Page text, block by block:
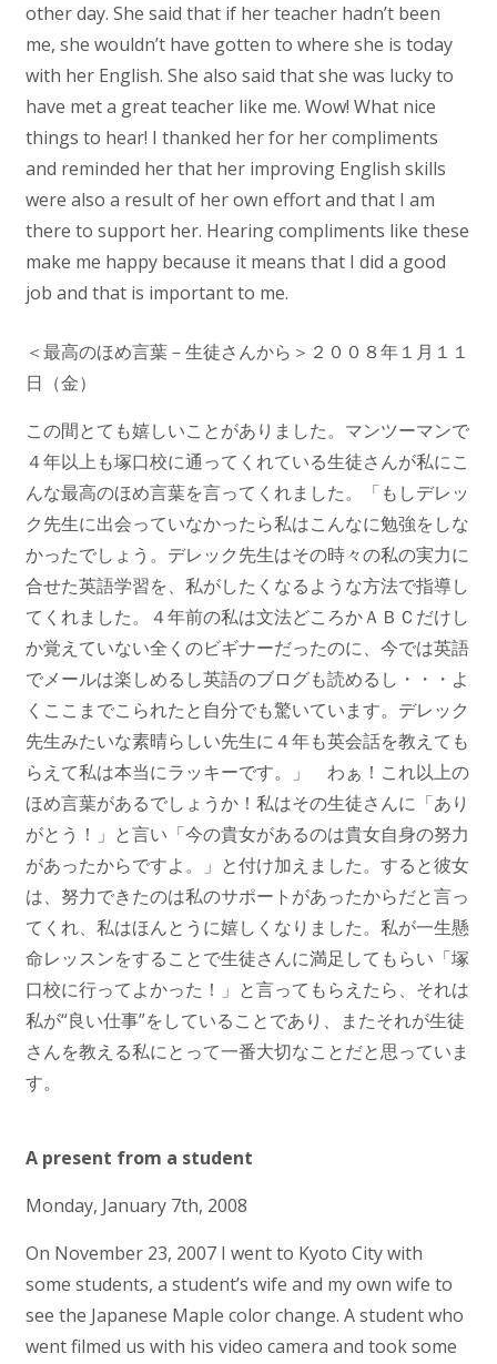
other day. She said that if her teacher hadn’t been
me, she wouldn’t have gotten to where she is today
with her English. She also said that she was lucky to
have met a great teacher like me. Wow! What nice
things to hear! I thanked her for her compliments
and reminded her that her improving English skills
were also a result of her own effort and that I am
there to support her. Hearing compliments like these
make me happy because it means that I did a good
job and that is important to me.
＜最高のほめ言葉－生徒さんから＞２００８年１月１１
日（金）
この間とても嬉しいことがありました。マンツーマンで
４年以上も塚口校に通ってくれている生徒さんが私にこ
んな最高のほめ言葉を言ってくれました。「もしデレッ
ク先生に出会っていなかったら私はこんなに勉強をしな
かったでしょう。デレック先生はその時々の私の実力に
合せた英語学習を、私がしたくなるような方法で指導し
てくれました。４年前の私は文法どころかＡＢＣだけし
か覚えていない全くのビギナーだったのに、今では英語
でメールは楽しめるし英語のブログも読めるし・・・よ
くここまでこられたと自分でも驚いています。デレック
先生みたいな素晴らしい先生に４年も英会話を教えても
らえて私は本当にラッキーです。」 わぁ！これ以上の
ほめ言葉があるでしょうか！私はその生徒さんに「あり
がとう！」と言い「今の貴女があるのは貴女自身の努力
があったからですよ。」と付け加えました。すると彼女
は、努力できたのは私のサポートがあったからだと言っ
てくれ、私はほんとうに嬉しくなりました。私が一生懸
命レッスンをすることで生徒さんに満足してもらい「塚
口校に行ってよかった！」と言ってもらえたら、それは
私が“良い仕事”をしていることであり、またそれが生徒
さんを教える私にとって一番大切なことだと思っていま
す。
A present from a student
Monday, January 7th, 2008
On November 23, 2007 I went to Kyoto City with
some students, a student’s wife and my own wife to
see the Japanese Maple color change. A student who
went filmed us with his video camera and took some